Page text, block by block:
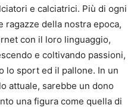
e calciatrici. Più di ogni
ragazze della nostra epoca,
con il loro linguaggio,
e coltivando passioni,
lo sport ed il pallone. In un
attuale, sarebbe un dono
una figura come quella di